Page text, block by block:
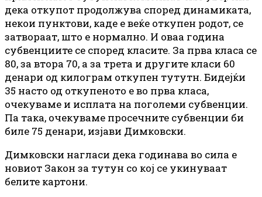
дека откупот продолжува според динамиката,
некои пунктови, каде е веќе откупен родот, се
затвораат, што е нормално. И оваа година
субвенциите се според класите. За прва класа се
80, за втора 70, а за трета и другите класи 60
денари од килограм откупен тутутн. Бидејќи
35 насто од откупеното е во прва класа,
очекуваме и исплата на поголеми субвенции.
Па така, очекуваме просечните субвенции би
биле 75 денари, изјави Димковски.
Димковски нагласи дека годинава во сила е
новиот Закон за тутун со кој се укинуваат
белите картони.